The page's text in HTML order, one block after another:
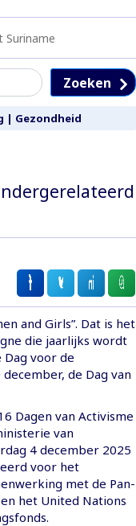
Suriname
Zoeken
| Gezondheid
and Girls”. Dat is het
die jaarlijks wordt
voor de
de Dag van
Dagen van Activisme
van
4 december 2025
voor het
met de Pan-
het United Nations